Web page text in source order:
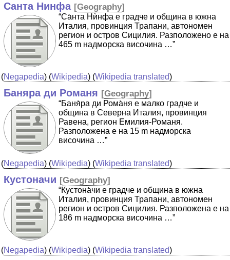
Санта Нинфа [Geography]
“Са̀нта Нѝнфа е градче и община в южна
Италия, провинция Трапани, автономен
регион и остров Сицилия. Разположено е на
465 m надморска височина …”
(Negapedia) (Wikipedia) (Wikipedia translated)
Баняра ди Романя [Geography]
“Баня̀ра ди Рома̀ня е малко градче и
община в Северна Италия, провинция
Равена, регион Емилия-Романя.
Разположена е на 15 m надморска
височина …”
(Negapedia) (Wikipedia) (Wikipedia translated)
Кустоначи [Geography]
“Кустона̀чи е градче и община в южна
Италия, провинция Трапани, автономен
регион и остров Сицилия. Разположена е на
186 m надморска височина …”
(Negapedia) (Wikipedia) (Wikipedia translated)